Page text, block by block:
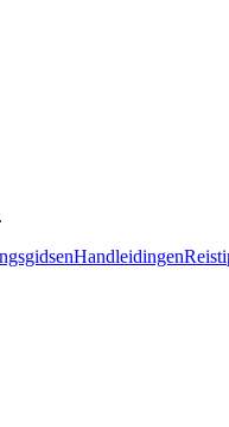
Handleidingen